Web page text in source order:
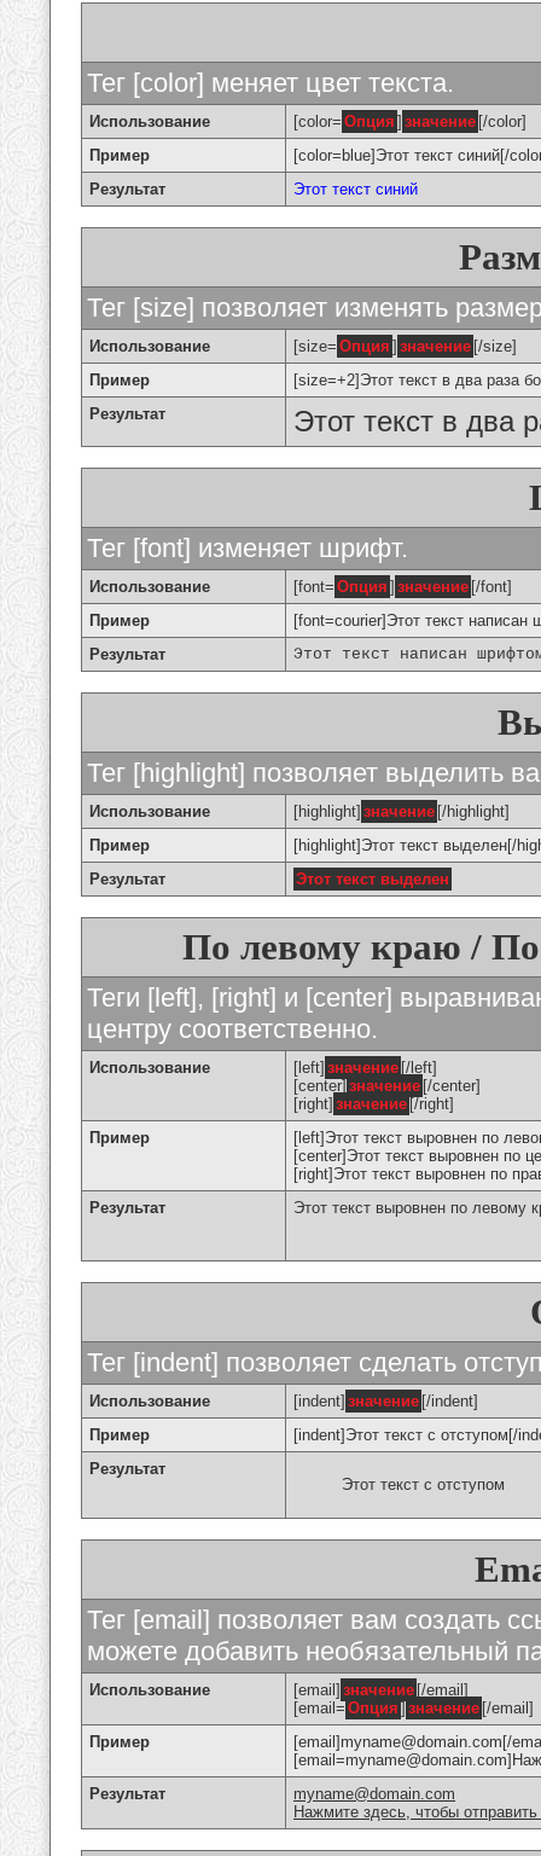
Тег [color] меняет цвет текста.
Использование [color= Опция ] значение [/color]
Пример
[color=blue]Этот текст синий[/
Результат
Этот текст синий
Тег [size] позволяет изменять
Использование [size= Опция ] значение [/size]
Пример
[size=+2]Этот текст в два раза
Результат
Этот текст в два
Тег [font] изменяет шрифт.
Использование [font= Опция ] значение [/font]
Пример
[font=courier]Этот текст
Результат
Этот текст написан
Тег [highlight] позволяет выделить
Использование [highlight] значение [/highlight]
Пример
[highlight]Этот текст выделен[/
Результат
Этот текст выделен
По левому краю /
Теги [left], [right] и [center]
центру соответственно.
Использование [left] значение [/left]
[center] значение [/center]
[right] значение [/right]
Пример
[left]Этот текст выровнен по
[center]Этот текст выровнен по
[right]Этот текст выровнен по
Результат
Этот текст выровнен по левому
Тег [indent] позволяет сделать
Использование [indent] значение [/indent]
Пример
[indent]Этот текст с отступом[/
Результат
Этот текст с отступом
Тег [email] позволяет вам создать
можете добавить необязательный
Использование [email] значение [/email]
[email= Опция ] значение [/email]
Пример
[email]myname@domain.com[/
Результат
myname@domain.com
Нажмите здесь, чтобы